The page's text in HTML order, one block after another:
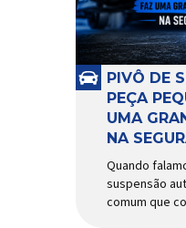
PIVÔ DE
PEÇA
UMA
NA
Quando
suspensão
comum que